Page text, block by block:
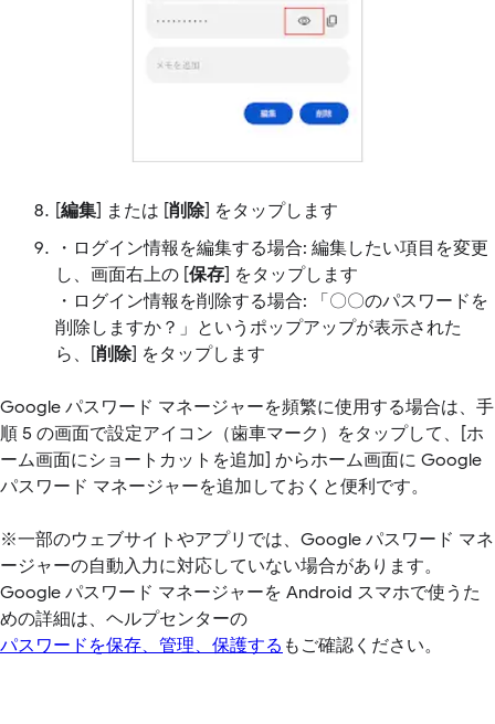
[編集] または [削除] をタップします
・ログイン情報を編集する場合: 編集したい項目を変更
し、画面右上の [保存] をタップします
・ログイン情報を削除する場合: 「〇〇のパスワードを
削除しますか？」というポップアップが表示された
ら、[削除] をタップします
Google パスワード マネージャーを頻繁に使用する場合は、手
順 5 の画面で設定アイコン（歯車マーク）をタップして、[ホ
ーム画面にショートカットを追加] からホーム画面に Google
パスワード マネージャーを追加しておくと便利です。
※一部のウェブサイトやアプリでは、Google パスワード マネ
ージャーの自動入力に対応していない場合があります。
Google パスワード マネージャーを Android スマホで使うた
めの詳細は、ヘルプセンターの
パスワードを保存、管理、保護する もご確認ください。